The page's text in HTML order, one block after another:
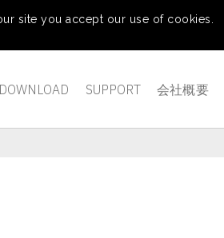
site you accept our use of cookies.
DOWNLOAD SUPPORT 会社概要